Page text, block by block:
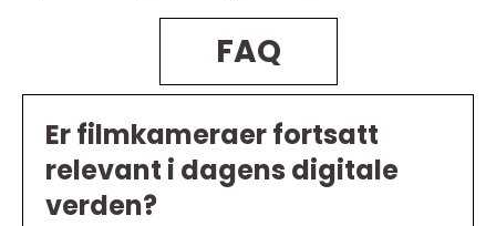
FAQ
Er filmkameraer fortsatt
relevant i dagens digitale
verden?